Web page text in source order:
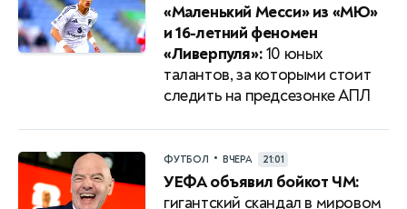
«Маленький Месси» из «МЮ»
и 16-летний феномен
«Ливерпуля»:10 юных
талантов, за которыми стоит
следить на предсезонке АПЛ
ФУТБОЛ • ВЧЕРА 21:01
УЕФА объявил бойкот ЧМ:
гигантский скандал в мировом